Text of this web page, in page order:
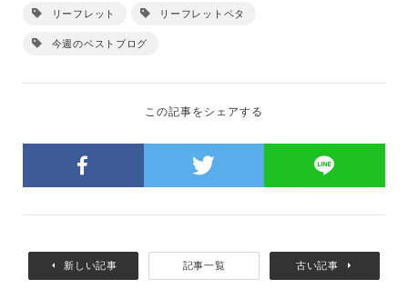
リーフレット リーフレットペタ
今週のベストブログ
この記事をシェアする
新しい記事 記事一覧 古い記事